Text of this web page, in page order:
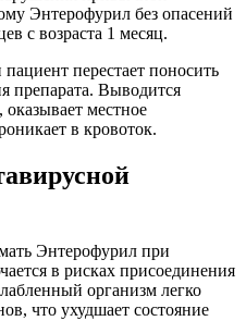
Энтерофурил без опасений
с возраста 1 месяц.
перестает поносить
препарата. Выводится
местное
в кровоток.
Энтерофурил при
в рисках присоединения
организм легко
что ухудшает состояние